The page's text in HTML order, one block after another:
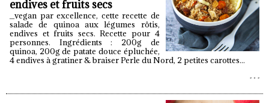
endives et fruits secs
_vegan par excellence, cette recette de
salade de quinoa aux légumes rôtis,
endives et fruits secs. Recette pour 4
personnes. Ingrédients : 200g de
quinoa, 200g de patate douce épluchée,
4 endives à gratiner & braiser Perle du Nord, 2 petites carottes...